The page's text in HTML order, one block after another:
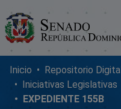
Comunidades
Glosario
Inicio
Iniciativas Legislativas
EXPEDIENTE 155B